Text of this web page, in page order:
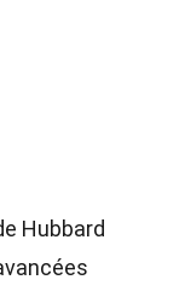
Hubbard